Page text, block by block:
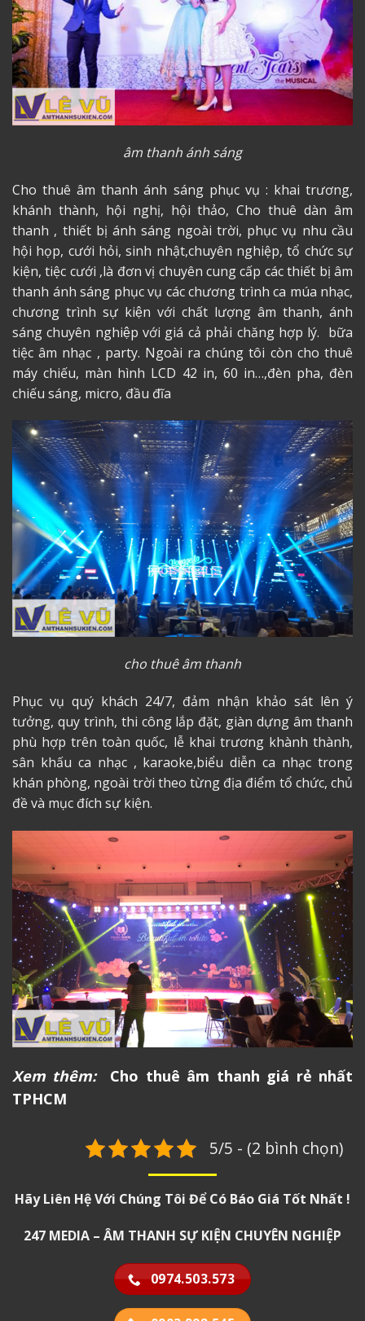
âm thanh ánh sáng
Cho thuê âm thanh ánh sángphục vụ : khai trương,
khánh thành, hội nghị, hội thảo, Cho thuê dàn âm
thanh , thiết bị ánh sáng ngoài trời, phục vụ nhu cầu
hội họp, cưới hỏi, sinh nhật,chuyên nghiệp, tổ chức sự
kiện, tiệc cưới ,là đơn vị chuyên cung cấp các thiết bị âm
thanh ánh sáng phục vụ các chương trình ca múa nhạc,
chương trình sự kiện với chất lượng âm thanh, ánh
sáng chuyên nghiệp với giá cả phải chăng hợp lý. bữa
tiệc âm nhạc , party. Ngoài ra chúng tôi còn cho thuê
máy chiếu, màn hình LCD 42 in, 60 in…,đèn pha, đèn
chiếu sáng, micro, đầu đĩa
cho thuê âm thanh
Phục vụ quý khách 24/7, đảm nhận khảo sát lên ý
tưởng, quy trình, thi công lắp đặt, giàn dựng âm thanh
phù hợp trên toàn quốc, lễ khai trương khành thành,
sân khấu ca nhạc , karaoke,biểu diễn ca nhạc trong
khán phòng, ngoài trời theo từng địa điểm tổ chức, chủ
đề và mục đích sự kiện.
Xem thêm: Cho thuê âm thanh giá rẻ nhất
TPHCM
5/5 - (2 bình chọn)
Hãy Liên Hệ Với Chúng Tôi Để Có Báo Giá Tốt Nhất !
247 MEDIA – ÂM THANH SỰ KIỆN CHUYÊN NGHIỆP
0974.503.573